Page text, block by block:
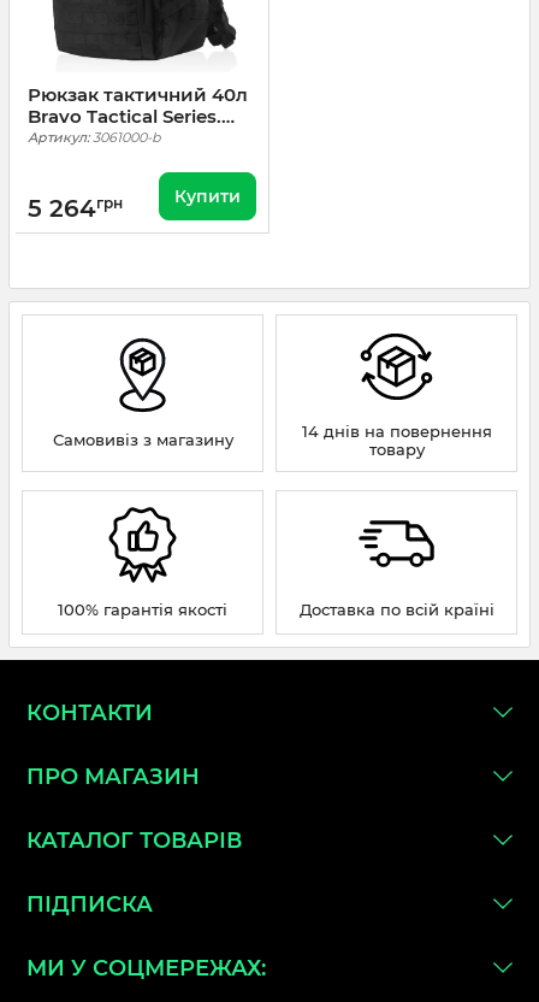
Рюкзак тактичний 40л
Bravo Tactical Series.
Чорний
Артикул:3061000-b
5 264грн Купити
Самовивіз з магазину
14 днів на повернення
товару
100% гарантія якості Доставка по всій країні
КОНТАКТИ
ПРО МАГАЗИН
КАТАЛОГ ТОВАРІВ
ПІДПИСКА
МИ У СОЦМЕРЕЖАХ: